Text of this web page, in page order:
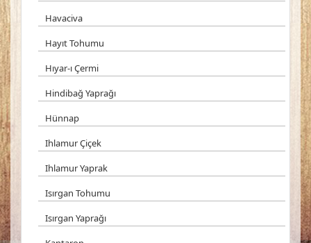
Havaciva
Hayıt Tohumu
Hıyar-ı Çermi
Hindibağ Yaprağı
Hünnap
Ihlamur Çiçek
Ihlamur Yaprak
Isırgan Tohumu
Isırgan Yaprağı